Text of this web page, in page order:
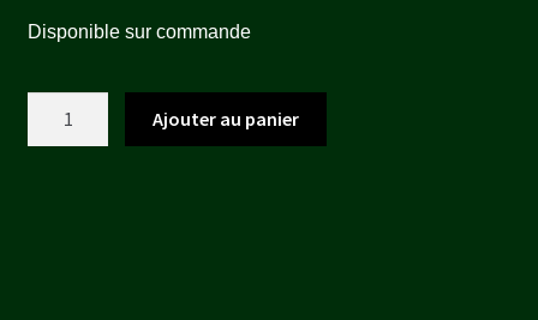
initial
était :
10,65 €.
actuel
est :
9,60 €.
Disponible sur commande
Ajouter au panier